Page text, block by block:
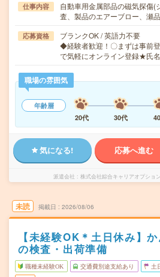
仕事内容
自動車用金属部品の磁気探傷(
査、製品のエアーブロー、瀬
応募資格
ブランクOK / 英語力不要
◆経験者歓迎！〇まずは事前
で気軽にオンライン登録★氏
職場の雰囲気
年齢層
20代
30代
気になる! 応募へ進む
派遣会社 株式会社綜合キャリアオプショ
未読 掲載日 2026/08/06
【未経験OK＊土日休み】
の検査・出荷準備
職種未経験OK 交通費別途支給あり 土